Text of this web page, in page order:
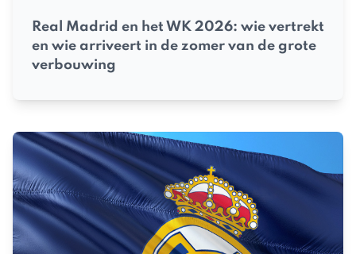
Real Madrid en het WK 2026: wie vertrekt
en wie arriveert in de zomer van de grote
verbouwing